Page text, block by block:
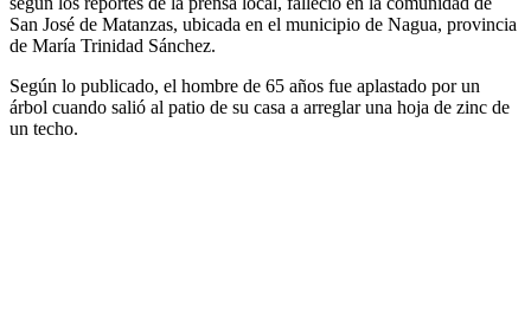
San José de Matanzas, ubicada en el municipio de Nagua, provincia
de María Trinidad Sánchez.
Según lo publicado, el hombre de 65 años fue aplastado por un
árbol cuando salió al patio de su casa a arreglar una hoja de zinc de
un techo.